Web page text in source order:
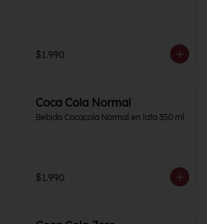
$1.990
Coca Cola Normal
Bebida Cocacola Normal en lata 350 ml
$1.990